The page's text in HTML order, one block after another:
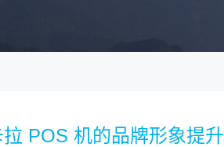
POS 机的品牌形象提升